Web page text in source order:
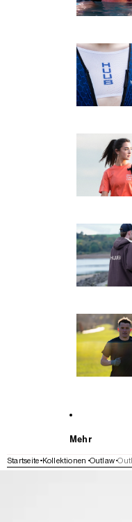
Mehr
Startseite Kollektionen Outlaw
WEITER ZU DEN